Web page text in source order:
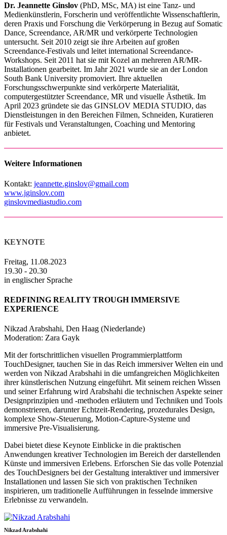
Dr. Jeannette Ginslov (PhD, MSc, MA) ist eine Tanz- und
Medienkünstlerin, Forscherin und veröffentlichte Wissenschaftlerin,
deren Praxis und Forschung die Verkörperung in Bezug auf Somatic
Dance, Screendance, AR/MR und verkörperte Technologien
untersucht. Seit 2010 zeigt sie ihre Arbeiten auf großen
Screendance-Festivals und leitet international Screendance-
Workshops. Seit 2011 hat sie mit Kozel an mehreren AR/MR-
Installationen gearbeitet. Im Jahr 2021 wurde sie an der London
South Bank University promoviert. Ihre aktuellen
Forschungsschwerpunkte sind verkörperte Materialität,
computergestützter Screendance, MR und visuelle Ästhetik. Im
April 2023 gründete sie das GINSLOV MEDIA STUDIO, das
Dienstleistungen in den Bereichen Filmen, Schneiden, Kuratieren
für Festivals und Veranstaltungen, Coaching und Mentoring
anbietet.
Weitere Informationen
Kontakt: jeannette.ginslov@gmail.com
www.jginslov.com
ginslovmediastudio.com
KEYNOTE
Freitag, 11.08.2023
19.30 - 20.30
in englischer Sprache
REDFINING REALITY TROUGH IMMERSIVE
EXPERIENCE
Nikzad Arabshahi, Den Haag (Niederlande)
Moderation: Zara Gayk
Mit der fortschrittlichen visuellen Programmierplattform
TouchDesigner, tauchen Sie in das Reich immersiver Welten ein und
werden von Nikzad Arabshahi in die umfangreichen Möglichkeiten
ihrer künstlerischen Nutzung eingeführt. Mit seinem reichen Wissen
und seiner Erfahrung wird Arabshahi die technischen Aspekte seiner
Designprinzipien und -methoden erläutern und Techniken und Tools
demonstrieren, darunter Echtzeit-Rendering, prozedurales Design,
komplexe Show-Steuerung, Motion-Capture-Systeme und
immersive Pre-Visualisierung.
Dabei bietet diese Keynote Einblicke in die praktischen
Anwendungen kreativer Technologien im Bereich der darstellenden
Künste und immersiven Erlebens. Erforschen Sie das volle Potenzial
des TouchDesigners bei der Gestaltung interaktiver und immersiver
Installationen und lassen Sie sich von praktischen Techniken
inspirieren, um traditionelle Aufführungen in fesselnde immersive
Erlebnisse zu verwandeln.
Nikzad Arabshahi